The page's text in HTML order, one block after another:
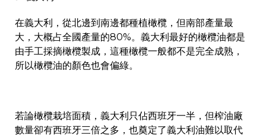
在義大利，從北邊到南邊都種植橄欖，但南部產量最
大，大概占全國產量的80%。義大利最好的橄欖油都是
由手工採摘橄欖製成，這種橄欖一般都不是完全成熟，
所以橄欖油的顏色也會偏綠。
若論橄欖栽培面積，義大利只佔西班牙一半，但榨油廠
數量卻有西班牙三倍之多，也奠定了義大利油難以取代